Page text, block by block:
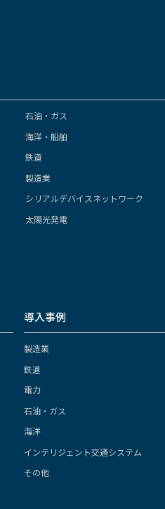
石油・ガス
海洋・船舶
鉄道
製造業
シリアルデバイスネットワーク
太陽光発電
導入事例
製造業
鉄道
電力
石油・ガス
海洋
インテリジェント交通システム
その他